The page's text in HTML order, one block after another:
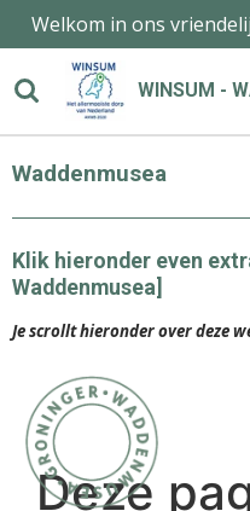
Ga
direct
naar
hoofdinhoud
Welkom in ons
Waddenmusea
Klik hieronder even
Waddenmusea]
Je scrollt hieronder over deze